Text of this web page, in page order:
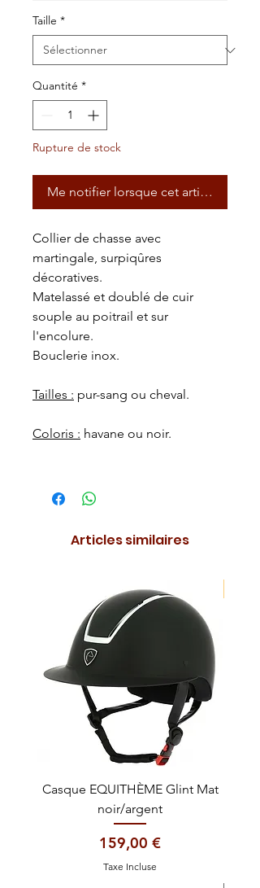
Taille *
Quantité *
Rupture de stock
Me notifier lorsque cet article est
Collier de chasse avec
martingale, surpiqûres
décoratives.
Matelassé et doublé de cuir
souple au poitrail et sur
l'encolure.
Bouclerie inox.
Tailles : pur-sang ou cheval.
Coloris : havane ou noir.
Articles similaires
Casque EQUITHÈME Glint Mat
noir/argent
Prix
159,00 €
Taxe Incluse